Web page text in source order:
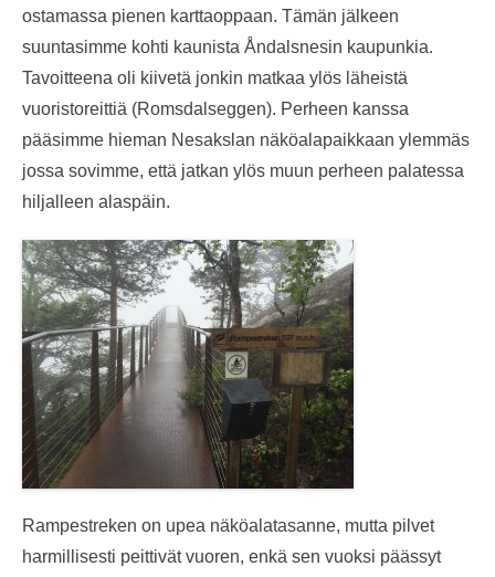
ostamassa pienen karttaoppaan. Tämän jälkeen
suuntasimme kohti kaunista Åndalsnesin kaupunkia.
Tavoitteena oli kiivetä jonkin matkaa ylös läheistä
vuoristoreittiä (Romsdalseggen). Perheen kanssa
pääsimme hieman Nesakslan näköalapaikkaan ylemmäs
jossa sovimme, että jatkan ylös muun perheen palatessa
hiljalleen alaspäin.
Rampestreken on upea näköalatasanne, mutta pilvet
harmillisesti peittivät vuoren, enkä sen vuoksi päässyt